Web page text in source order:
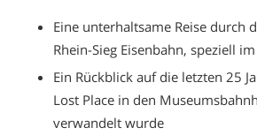
Eine unterhaltsame Reise durch
Rhein-Sieg Eisenbahn, speziell
⁠Ein Rückblick auf die letzten 25
Lost Place in den
verwandelt wurde